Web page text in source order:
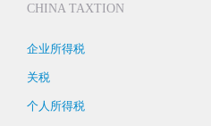
CHINA TAXTION
企业所得税
关税
个人所得税